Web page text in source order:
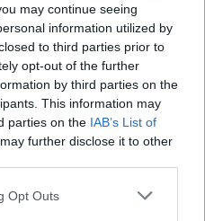
may continue seeing
information utilized by
to third parties prior to
opt-out of the further
by third parties on the
This information may
parties on the IAB’s List of
further disclose it to other
uses one or more Google
Opt Outs
a friss hírekről a